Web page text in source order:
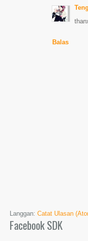
Balas
Langgan: Catat Ulasan
Facebook SDK